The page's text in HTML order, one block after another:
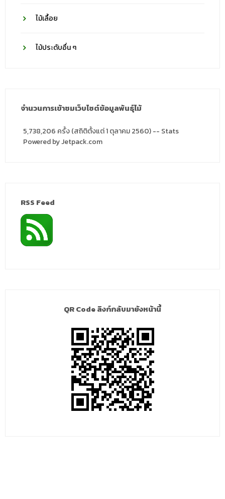
ไม้เลื้อย
ไม้ประดับอื่น ๆ
จำนวนการเข้าชมเว็บไซต์ข้อมูลพันธุ์ไม้
5,738,206 ครั้ง (สถิติตั้งแต่ 1 ตุลาคม 2560) -- Stats
Powered by Jetpack.com
RSS Feed
QR Code ลิงก์กลับมายังหน้านี้